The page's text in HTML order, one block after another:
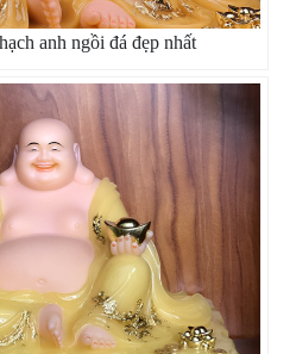
anh ngồi đá đẹp nhất